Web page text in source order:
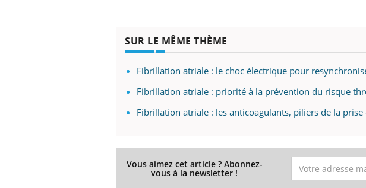
SUR LE MÊME THÈME
Fibrillation atriale : le choc électrique pour
Fibrillation atriale : priorité à la prévention du risque
Fibrillation atriale : les anticoagulants, piliers de la prise
Vous aimez cet article ? Abonnez-
vous à la newsletter !